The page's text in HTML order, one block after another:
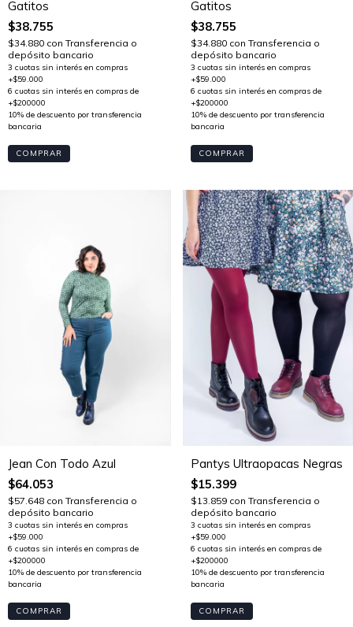
Gatitos
$38.755
$34.880 con Transferencia o
depósito bancario
COMPRAR
Gatitos
$38.755
$34.880 con Transferencia o
depósito bancario
COMPRAR
Jean Con Todo Azul
$64.053
$57.648 con Transferencia o
depósito bancario
COMPRAR
Pantys Ultraopacas Negras
$15.399
$13.859 con Transferencia o
depósito bancario
COMPRAR